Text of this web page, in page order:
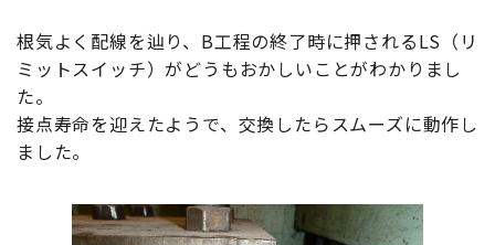
根気よく配線を辿り、B工程の終了時に押されるLS（リ
ミットスイッチ）がどうもおかしいことがわかりまし
た。
接点寿命を迎えたようで、交換したらスムーズに動作し
ました。